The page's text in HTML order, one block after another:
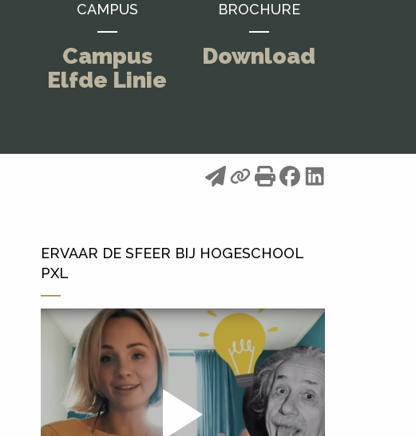
CAMPUS
Campus
Elfde Linie
BROCHURE
Download
ERVAAR DE SFEER BIJ HOGESCHOOL
PXL